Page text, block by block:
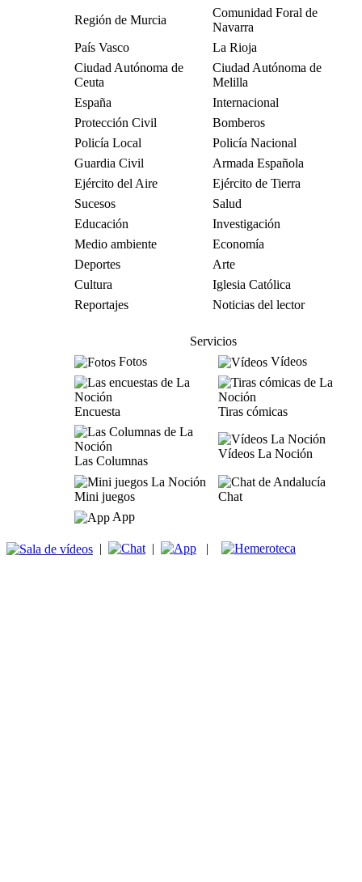
Región de Murcia
Comunidad Foral de
Navarra
País Vasco
La Rioja
Ciudad Autónoma de
Ceuta
Ciudad Autónoma de
Melilla
España
Internacional
Protección Civil
Bomberos
Policía Local
Policía Nacional
Guardia Civil
Armada Española
Ejército del Aire
Ejército de Tierra
Sucesos
Salud
Educación
Investigación
Medio ambiente
Economía
Deportes
Arte
Cultura
Iglesia Católica
Reportajes
Noticias del lector
Servicios
Fotos
Vídeos
Encuesta Tiras cómicas
Las Columnas
Vídeos La Noción
Mini juegos
Chat
App
| | |